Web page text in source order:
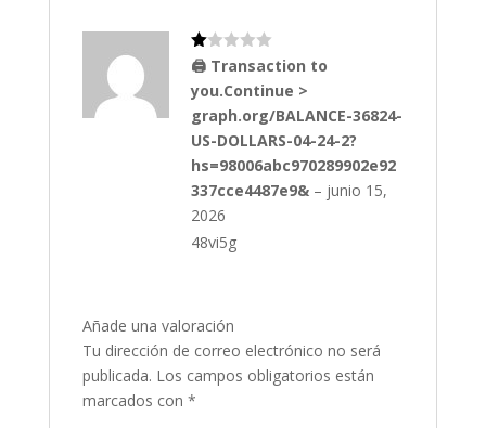
Va
lo
ra
co
n
de
5
🖨 Transaction to
you.Continue >
graph.org/BALANCE-36824-
US-DOLLARS-04-24-2?
hs=98006abc970289902e92
337cce4487e9& – junio 15,
2026
48vi5g
Añade una valoración
Tu dirección de correo electrónico no será
publicada. Los campos obligatorios están
marcados con *